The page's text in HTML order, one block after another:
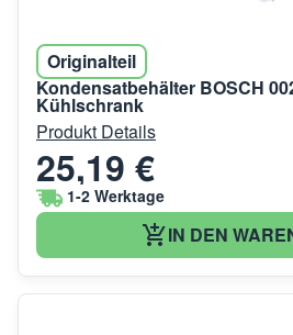
Originalteil
Kondensatbehälter BOSCH
Kühlschrank
Produkt Details
25,19 €
1-2 Werktage
IN DEN